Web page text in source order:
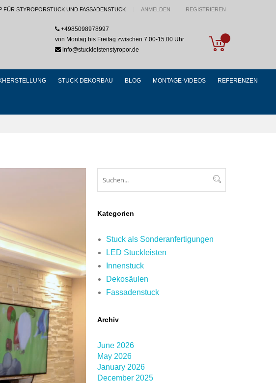
FÜR STYROPORSTUCK UND FASSADENSTUCK ANMELDEN REGISTRIEREN
My Cart
+4985098978997
von Montag bis Freitag zwischen 7.00-15.00 Uhr
info@stuckleistenstyropor.de
STUCK DEKORBAU BLOG MONTAGE-VIDEOS REFERENZEN
Kategorien
Stuck als Sonderanfertigungen
LED Stuckleisten
Innenstuck
Dekosäulen
Fassadenstuck
Archiv
June 2026
May 2026
January 2026
December 2025